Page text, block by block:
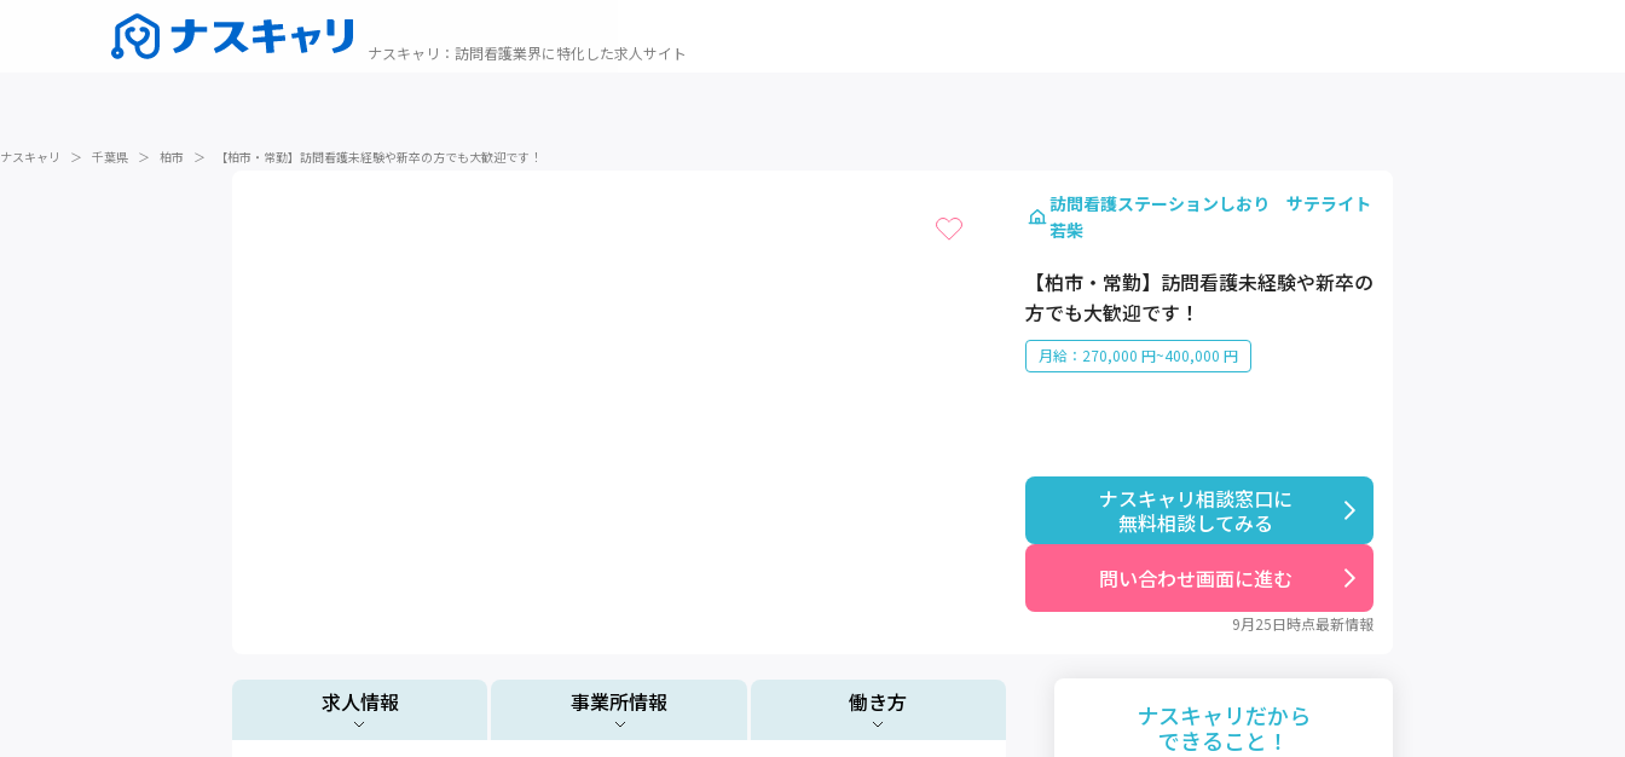
ナスキャリ ： 訪問看護業界に特化した求人サイト
ナスキャリ ＞ 千葉県 ＞ 柏市 ＞ 【柏市・常勤】訪問看護未経験や新卒の方でも大歓迎です！
訪問看護ステーションしおり サテライト
若柴
【柏市・常勤】訪問看護未経験や新卒の
方でも大歓迎です！
月給：270,000 円~400,000 円
ナスキャリ相談窓口に
無料相談してみる
問い合わせ画面に進む
9月25日時点最新情報
求人情報 事業所情報 働き方
ナスキャリだから
できること！